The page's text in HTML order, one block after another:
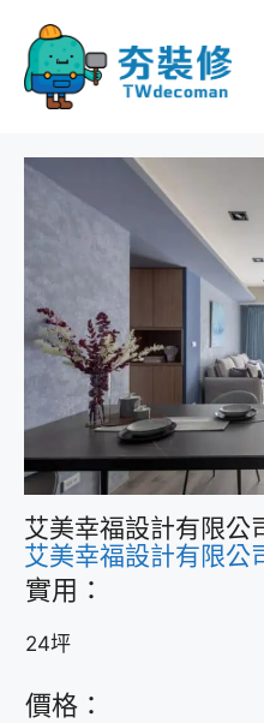
艾美幸福設計有限公
艾美幸福設計有限公
實用：
24坪
價格：